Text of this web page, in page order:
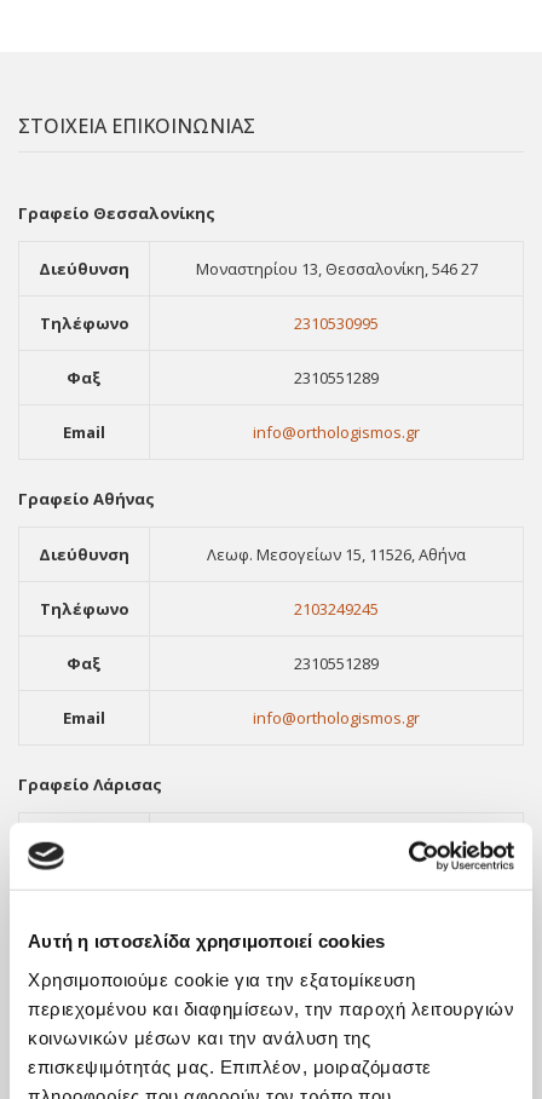
Αυτή η ιστοσελίδα χρησιμοποιεί cookies
Χρησιμοποιούμε cookie για την εξατομίκευση
περιεχομένου και διαφημίσεων, την παροχή λειτουργιών
κοινωνικών μέσων και την ανάλυση της
επισκεψιμότητάς μας. Επιπλέον, μοιραζόμαστε
ΣΤΟΙΧΕΙΑ ΕΠΙΚΟΙΝΩΝΙΑΣ
Γραφείο Θεσσαλονίκης
Διεύθυνση Μοναστηρίου 13, Θεσσαλονίκη, 546 27
Τηλέφωνο 2310530995
Φαξ 2310551289
Email info@orthologismos.gr
Γραφείο Αθήνας
Διεύθυνση Λεωφ. Μεσογείων 15, 11526, Αθήνα
Τηλέφωνο 2103249245
Φαξ 2310551289
Email info@orthologismos.gr
Γραφείο Λάρισας
Διεύθυνση Ερυθρού Σταυρού 11-13, Λάρισα, 41221
Τηλέφωνο 2411416903
Φαξ 2310551289
Email info@orthologismos.gr